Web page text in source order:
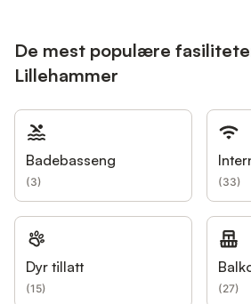
De mest populære
Lillehammer
Badebasseng
(3) (33)
Dyr tillatt
(15) (27)